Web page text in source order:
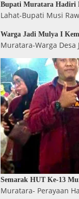
Bupati Muratara Hadiri
Lahat-Bupati Musi
Warga Jadi Mulya I
Muratara-Warga
Semarak HUT Ke-13
Muratara- Perayaan